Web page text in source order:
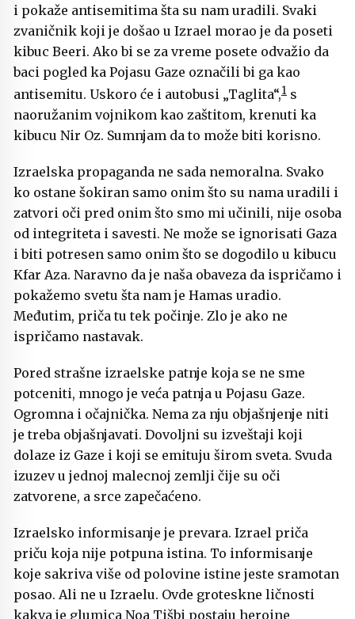
i pokaže antisemitima šta su nam uradili. Svaki
zvaničnik koji je došao u Izrael morao je da poseti
kibuc Beeri. Ako bi se za vreme posete odvažio da
baci pogled ka Pojasu Gaze označili bi ga kao
antisemitu. Uskoro će i autobusi „Taglita“,1 s
naoružanim vojnikom kao zaštitom, krenuti ka
kibucu Nir Oz. Sumnjam da to može biti korisno.
Izraelska propaganda ne sada nemoralna. Svako
ko ostane šokiran samo onim što su nama uradili i
zatvori oči pred onim što smo mi učinili, nije osoba
od integriteta i savesti. Ne može se ignorisati Gaza
i biti potresen samo onim što se dogodilo u kibucu
Kfar Aza. Naravno da je naša obaveza da ispričamo i
pokažemo svetu šta nam je Hamas uradio.
Međutim, priča tu tek počinje. Zlo je ako ne
ispričamo nastavak.
Pored strašne izraelske patnje koja se ne sme
potceniti, mnogo je veća patnja u Pojasu Gaze.
Ogromna i očajnička. Nema za nju objašnjenje niti
je treba objašnjavati. Dovoljni su izveštaji koji
dolaze iz Gaze i koji se emituju širom sveta. Svuda
izuzev u jednoj malecnoj zemlji čije su oči
zatvorene, a srce zapečaćeno.
Izraelsko informisanje je prevara. Izrael priča
priču koja nije potpuna istina. To informisanje
koje sakriva više od polovine istine jeste sramotan
posao. Ali ne u Izraelu. Ovde groteskne ličnosti
kakva je glumica Noa Tišbi postaju heroine